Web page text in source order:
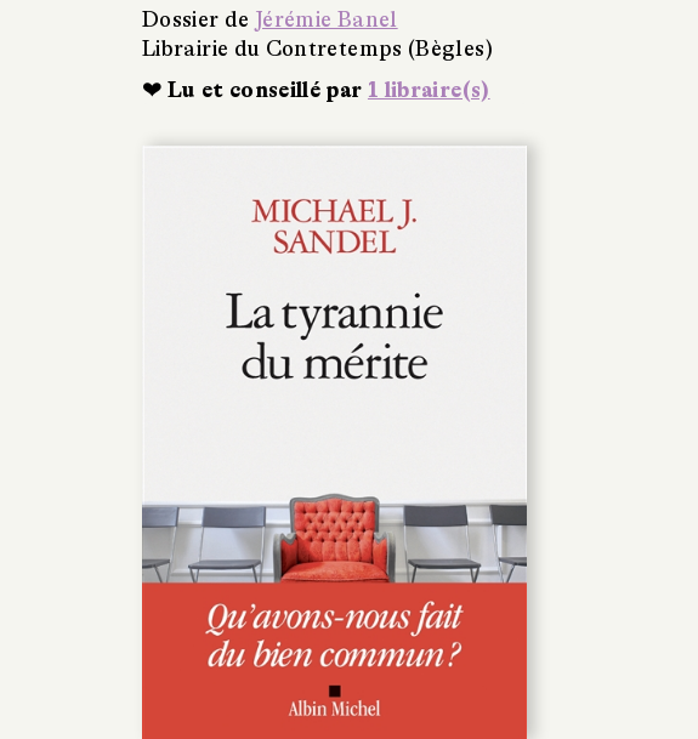
Dossier de Jérémie Banel
Librairie du Contretemps (Bègles)
❤ Lu et conseillé par 1 libraire(s)